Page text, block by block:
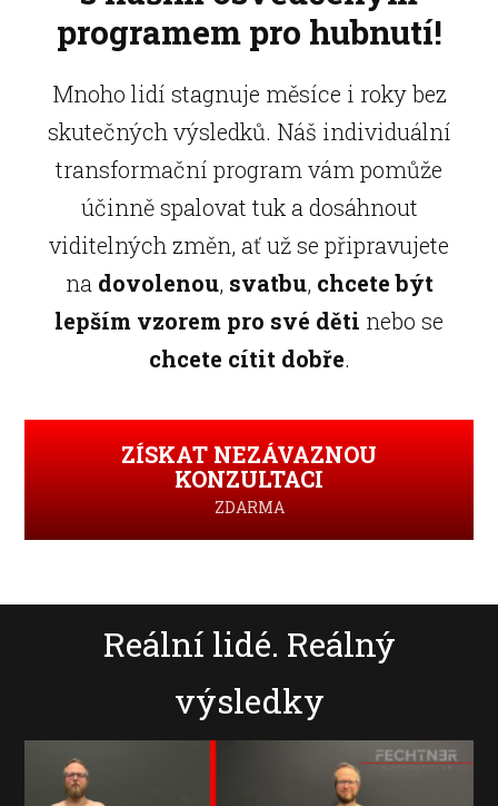
programem pro hubnutí!
Mnoho lidí stagnuje měsíce i roky bez
skutečných výsledků. Náš individuální
transformační program vám pomůže
účinně spalovat tuk a dosáhnout
viditelných změn, ať už se připravujete
na dovolenou, svatbu, chcete být
lepším vzorem pro své děti nebo se
chcete cítit dobře.
ZÍSKAT NEZÁVAZNOU
KONZULTACI
ZDARMA
Reální lidé. Reálný
výsledky